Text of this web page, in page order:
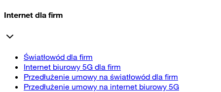
Internet dla firm
Światłowód dla firm
Internet biurowy 5G dla firm
Przedłużenie umowy na światłowód dla firm
Przedłużenie umowy na internet biurowy 5G